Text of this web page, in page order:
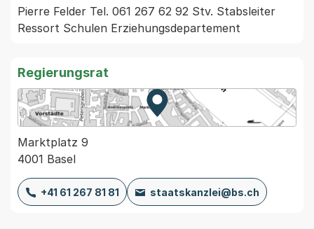
Pierre Felder Tel. 061 267 62 92 Stv. Stabsleiter
Ressort Schulen Erziehungsdepartement
Regierungsrat
Zur Karte von MapBS.
Externer Link, wird in einem
Marktplatz 9
4001 Basel
+41 61 267 81 81 staatskanzlei@bs.ch